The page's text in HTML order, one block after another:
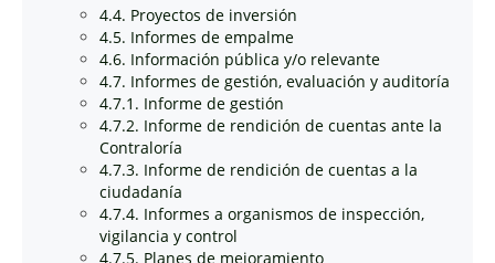
4.4. Proyectos de inversión
4.5. Informes de empalme
4.6. Información pública y/o relevante
4.7. Informes de gestión, evaluación y auditoría
4.7.1. Informe de gestión
4.7.2. Informe de rendición de cuentas ante la
Contraloría
4.7.3. Informe de rendición de cuentas a la
ciudadanía
4.7.4. Informes a organismos de inspección,
vigilancia y control
4.7.5. Planes de mejoramiento